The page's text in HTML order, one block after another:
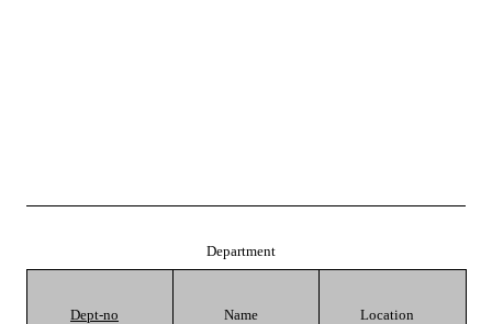
Department
Dept-no Name Location